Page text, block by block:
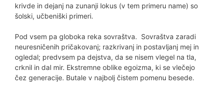
krivde in dejanj na zunanji lokus (v tem primeru name) so
šolski, učbeniški primeri.
Pod vsem pa globoka reka sovraštva. Sovraštva zaradi
neuresničenih pričakovanj; razkrivanj in postavljanj mej in
ogledal; predvsem pa dejstva, da se nisem vlegel na tla,
crknil in dal mir. Ekstremne oblike egoizma, ki se vlečejo
čez generacije. Butale v najbolj čistem pomenu besede.